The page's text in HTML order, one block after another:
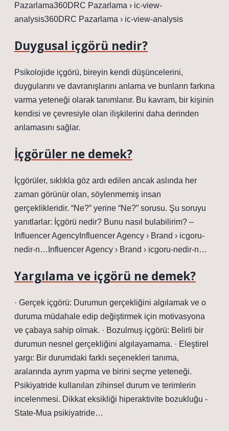
Pazarlama360DRC Pazarlama › ic-view-
analysis360DRC Pazarlama › ic-view-analysis
Duygusal içgörü nedir?
Psikolojide içgörü, bireyin kendi düşüncelerini,
duygularını ve davranışlarını anlama ve bunların farkına
varma yeteneği olarak tanımlanır. Bu kavram, bir kişinin
kendisi ve çevresiyle olan ilişkilerini daha derinden
anlamasını sağlar.
İçgörüler ne demek?
İçgörüler, sıklıkla göz ardı edilen ancak aslında her
zaman görünür olan, söylenmemiş insan
gerçeklikleridir. “Ne?” yerine “Ne?” sorusu. Şu soruyu
yanıtlarlar: İçgörü nedir? Bunu nasıl bulabilirim? –
Influencer AgencyInfluencer Agency › Brand › icgoru-
nedir-n…Influencer Agency › Brand › icgoru-nedir-n…
Yargılama ve içgörü ne demek?
· Gerçek içgörü: Durumun gerçekliğini algılamak ve o
duruma müdahale edip değiştirmek için motivasyona
ve çabaya sahip olmak. · Bozulmuş içgörü: Belirli bir
durumun nesnel gerçekliğini algılayamama. · Eleştirel
yargı: Bir durumdaki farklı seçenekleri tanıma,
aralarında ayrım yapma ve birini seçme yeteneği.
Psikiyatride kullanılan zihinsel durum ve terimlerin
incelenmesi. Dikkat eksikliği hiperaktivite bozukluğu -
State-Mua psikiyatride…